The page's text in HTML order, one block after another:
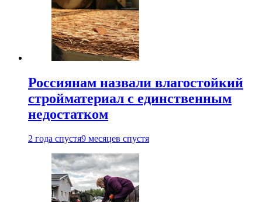
Россиянам назвали влагостойкий
стройматериал с единственным
недостатком
2 года спустя9 месяцев спустя